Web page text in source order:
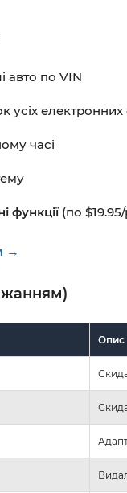
авто по VIN
усіх електронних
часі
функції (по $19.95/
→
Опис